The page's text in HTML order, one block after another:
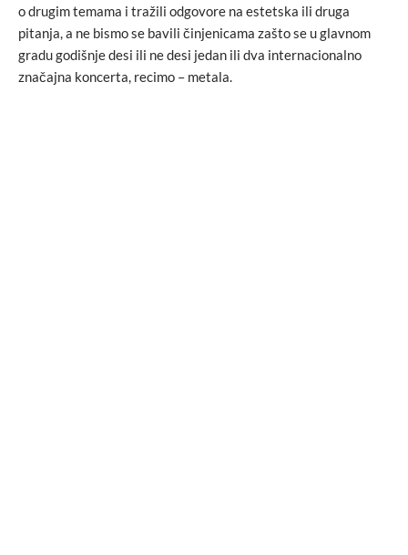
o drugim temama i tražili odgovore na estetska ili druga
pitanja, a ne bismo se bavili činjenicama zašto se u glavnom
gradu godišnje desi ili ne desi jedan ili dva internacionalno
značajna koncerta, recimo – metala.